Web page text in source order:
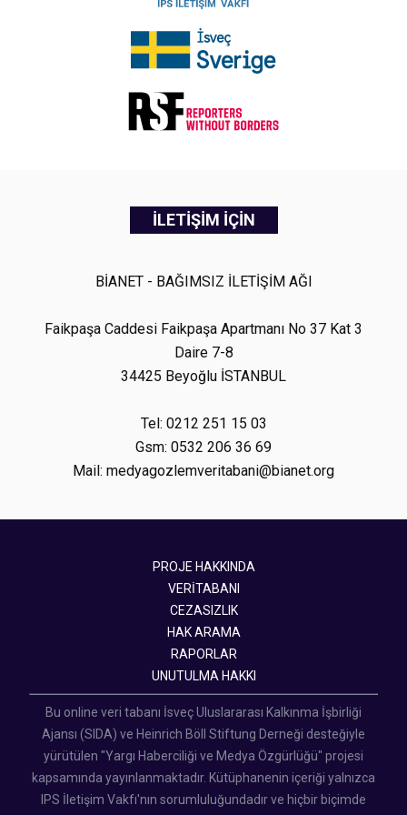
İLETİŞİM İÇİN
BİANET - BAĞIMSIZ İLETİŞİM AĞI
Faikpaşa Caddesi Faikpaşa Apartmanı No 37 Kat 3
Daire 7-8
34425 Beyoğlu İSTANBUL
Tel: 0212 251 15 03
Gsm: 0532 206 36 69
Mail: medyagozlemveritabani@bianet.org
PROJE HAKKINDA
VERİTABANI
CEZASIZLIK
HAK ARAMA
RAPORLAR
UNUTULMA HAKKI
Bu online veri tabanı İsveç Uluslararası Kalkınma İşbirliği
Ajansı (SIDA) ve Heinrich Böll Stiftung Derneği desteğiyle
yürütülen "Yargı Haberciliği ve Medya Özgürlüğü" projesi
kapsamında yayınlanmaktadır. Kütüphanenin içeriği yalnızca
IPS İletişim Vakfı'nın sorumluluğundadır ve hiçbir biçimde